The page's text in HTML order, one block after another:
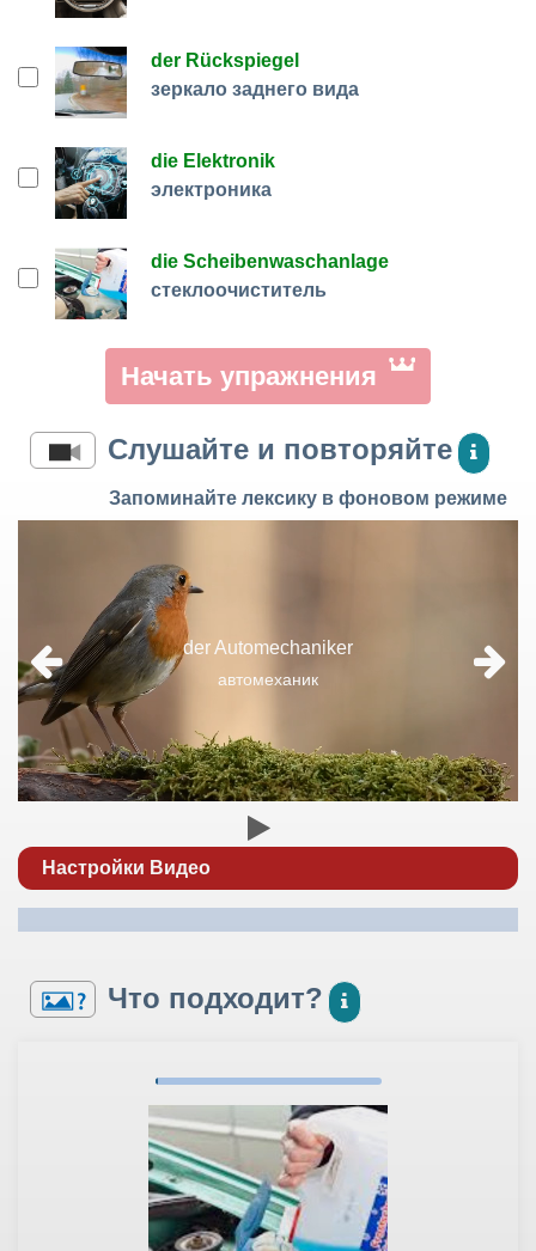
der Rückspiegel
зеркало заднего вида
die Elektronik
электроника
die Scheibenwaschanlage
стеклоочиститель
Начать упражнения
Слушайте и повторяйте
Запоминайте лексику в фоновом режиме
der Automechaniker
автомеханик
Настройки Видео
Что подходит?